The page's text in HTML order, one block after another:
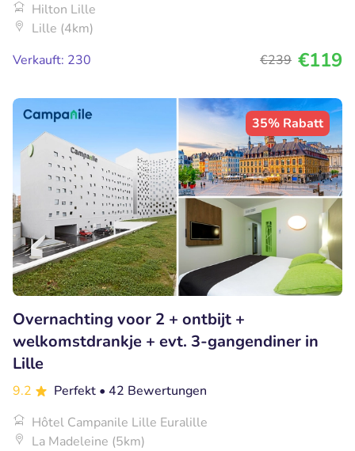
Hilton Lille
Lille (4km)
Verkauft: 230
€239 €119
35% Rabatt
Overnachting voor 2 + ontbijt +
welkomstdrankje + evt. 3-gangendiner in
Lille
9.2 Perfekt • 42 Bewertungen
Hôtel Campanile Lille Euralille
La Madeleine (5km)